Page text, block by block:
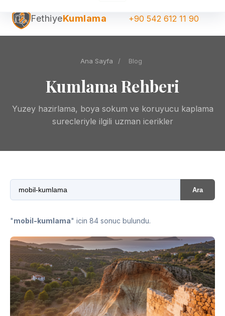
FethiyeKumlama +90 542 612 11 90
Ana Sayfa / Blog
Kumlama Rehberi
Yuzey hazirlama, boya sokum ve koruyucu kaplama
surecleriyle ilgili uzman icerikler
Ara
"mobil-kumlama" icin 84 sonuc bulundu.